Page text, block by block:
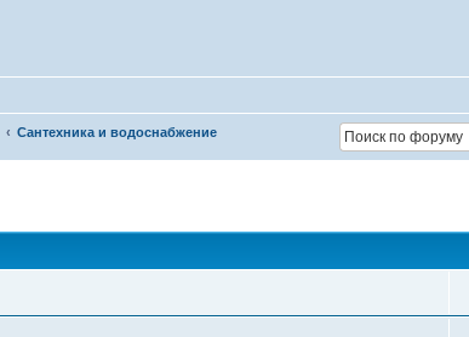
Сантехника и водоснабжение